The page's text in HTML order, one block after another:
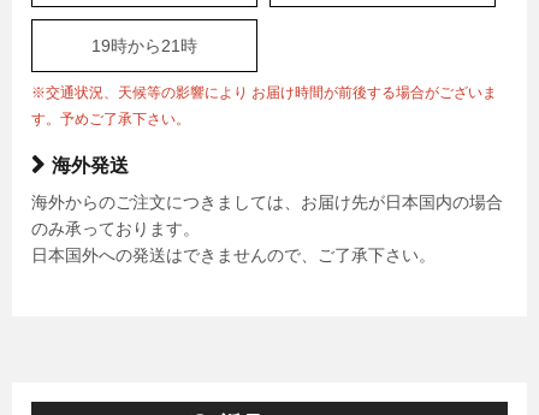
19時から21時
※交通状況、天候等の影響により お届け時間が前後する場合がございま
す。予めご了承下さい。
海外発送
海外からのご注文につきましては、お届け先が日本国内の場合
のみ承っております。
日本国外への発送はできませんので、ご了承下さい。